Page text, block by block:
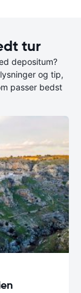
tur
depositum?
og tip,
passer bedst